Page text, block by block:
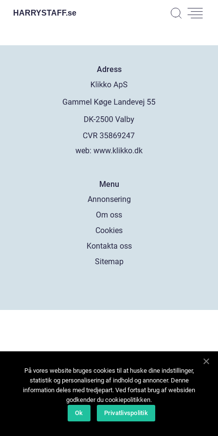
HARRYSTAFF.se
Adress
web: www.klikko.dk
Menu
Annonsering
Om oss
Cookies
Kontakta oss
Sitemap
På vores website bruges cookies til at huske dine indstillinger,
statistik og personalisering af indhold og annoncer. Denne
information deles med tredjepart. Ved fortsat brug af websiden
godkender du cookiepolitikken.
Ok
Privatlivspolitik